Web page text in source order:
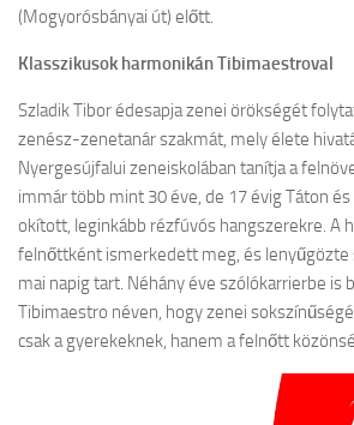
(Mogyorósbányai út) előtt.
Klasszikusok harmonikán Tibimaestroval
Szladik Tibor édesapja zenei örökségét
zenész-zenetanár szakmát, mely élete
Nyergesújfalui zeneiskolában tanítja a
immár több mint 30 éve, de 17 évig Táton
okított, leginkább rézfúvós hangszerekre. A
felnőttként ismerkedett meg, és lenyűgözte
mai napig tart. Néhány éve szólókarrierbe is
Tibimaestro néven, hogy zenei
csak a gyerekeknek, hanem a felnőtt